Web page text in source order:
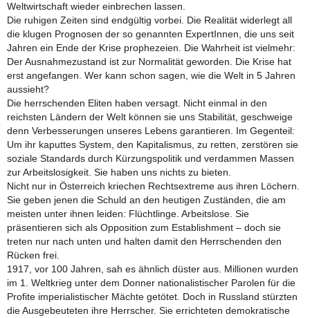
Weltwirtschaft wieder einbrechen lassen.
Die ruhigen Zeiten sind endgültig vorbei. Die Realität widerlegt all
die klugen Prognosen der so genannten ExpertInnen, die uns seit
Jahren ein Ende der Krise prophezeien. Die Wahrheit ist vielmehr:
Der Ausnahmezustand ist zur Normalität geworden. Die Krise hat
erst angefangen. Wer kann schon sagen, wie die Welt in 5 Jahren
aussieht?
Die herrschenden Eliten haben versagt. Nicht einmal in den
reichsten Ländern der Welt können sie uns Stabilität, geschweige
denn Verbesserungen unseres Lebens garantieren. Im Gegenteil:
Um ihr kaputtes System, den Kapitalismus, zu retten, zerstören sie
soziale Standards durch Kürzungspolitik und verdammen Massen
zur Arbeitslosigkeit. Sie haben uns nichts zu bieten.
Nicht nur in Österreich kriechen Rechtsextreme aus ihren Löchern.
Sie geben jenen die Schuld an den heutigen Zuständen, die am
meisten unter ihnen leiden: Flüchtlinge. Arbeitslose. Sie
präsentieren sich als Opposition zum Establishment – doch sie
treten nur nach unten und halten damit den Herrschenden den
Rücken frei.
1917, vor 100 Jahren, sah es ähnlich düster aus. Millionen wurden
im 1. Weltkrieg unter dem Donner nationalistischer Parolen für die
Profite imperialistischer Mächte getötet. Doch in Russland stürzten
die Ausgebeuteten ihre Herrscher. Sie errichteten demokratische